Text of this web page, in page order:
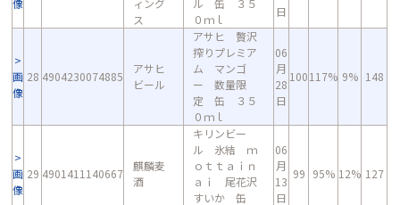
像
ィング
ス
ル 缶 ３５
０ｍｌ
日
画
像
28 4904230074885
アサヒ
ビール
アサヒ 贅沢
搾りプレミア
ム マンゴ
ー 数量限
定 缶 ３５
０ｍｌ
06
月
28
日
100117% 9% 148
画
像
29 4901411140667
麒麟麦
酒
キリンビー
ル 氷結 ｍ
ｏｔｔａｉｎ
ａｉ 尾花沢
すいか 缶
06
月
13
日
99 95% 12% 127